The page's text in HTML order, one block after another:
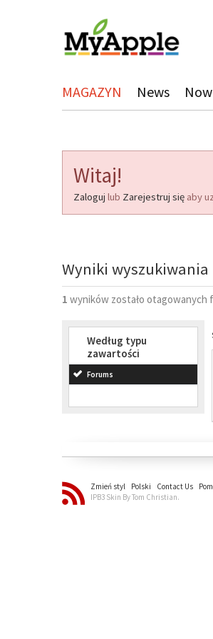
MAGAZYN News
Witaj!
Zaloguj lub Zarejestruj się aby
Wyniki wyszukiwania
1 wyników zostało otagowanych
Według typu
zawartości
Forums
Zmień styl Polski Contact Us
IPB3 Skin By Tom Christian.